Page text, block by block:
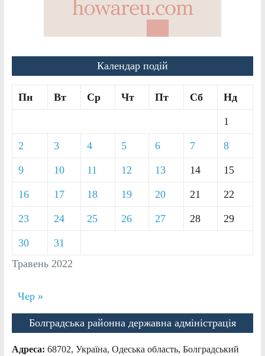
Календар подій
Травень 2022
Пн Вт Ср Чт Пт Сб Нд
1
2 3 4 5 6 7 8
9 10 11 12 13 14 15
16 17 18 19 20 21 22
23 24 25 26 27 28 29
30 31
Чер »
Болградська районна державна адміністрація
Адреса: 68702, Україна, Одеська область, Болградський